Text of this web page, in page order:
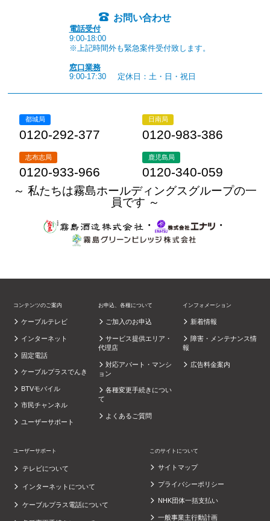
お問い合わせ
電話受付
9:00-18:00
※上記時間外も緊急案件受付致します。
窓口業務
9:00-17:30
定休日：土・日・祝日
都城局
0120-292-377
日南局
0120-983-386
志布志局
0120-933-966
鹿児島局
0120-340-059
～ 私たちは霧島ホールディングスグループの一
員です ～
・
・
コンテンツのご案内
ケーブルテレビ
インターネット
固定電話
ケーブルプラスでんき
BTVモバイル
市民チャンネル
ユーザーサポート
お申込、各種について
ご加入のお申込
サービス提供エリア・
代理店
対応アパート・マンシ
ョン
各種変更手続きについ
て
よくあるご質問
インフォメーション
新着情報
障害・メンテナンス情
報
広告料金案内
ユーザーサポート
テレビについて
インターネットについて
ケーブルプラス電話について
このサイトについて
サイトマップ
プライバシーポリシー
NHK団体一括支払い
一般事業主行動計画